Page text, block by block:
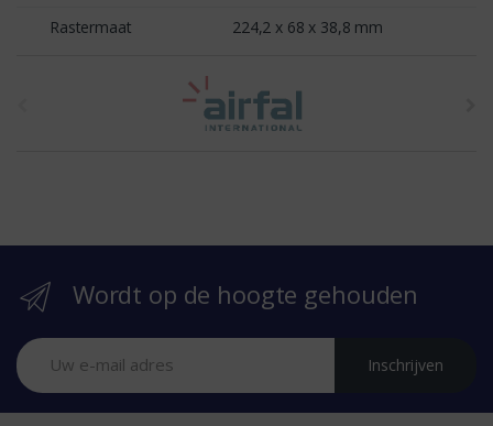
Rastermaat
224,2 x 68 x 38,8 mm
r
Wordt op de hoogte gehouden
Inschrijven